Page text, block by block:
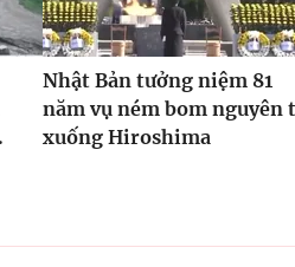
Nhật Bản tưởng niệm 81
năm vụ ném bom nguyên
xuống Hiroshima